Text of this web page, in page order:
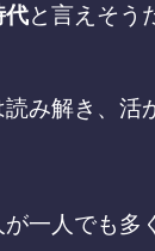
代と言えそう
み解き、活
一人でも多く